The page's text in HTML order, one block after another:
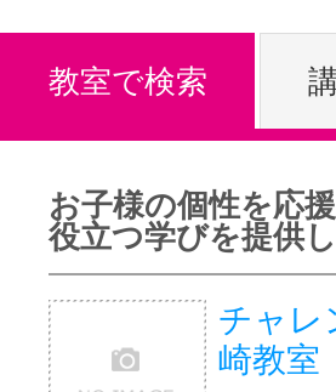
教室で検索
お子様の個性を応
役立つ学びを提供
チャレ
崎教室